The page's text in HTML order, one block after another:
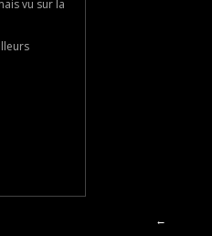
vu sur la
←